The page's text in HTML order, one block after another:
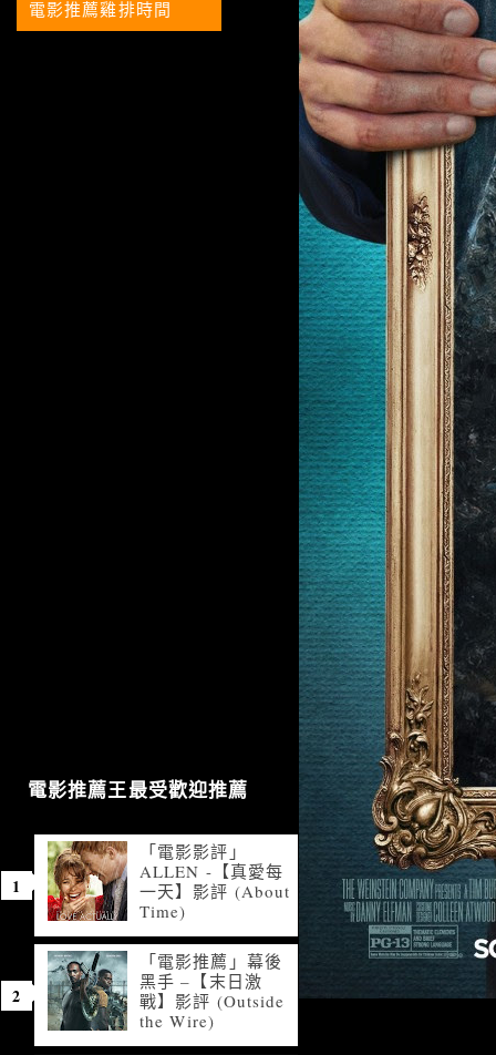
電影推薦雞排時間
電影推薦王最受歡迎推薦
「電影影評」
ALLEN -【真愛每
一天】影評 (About
Time)
「電影推薦」幕後
黑手 –【末日激
戰】影評 (Outside
the Wire)